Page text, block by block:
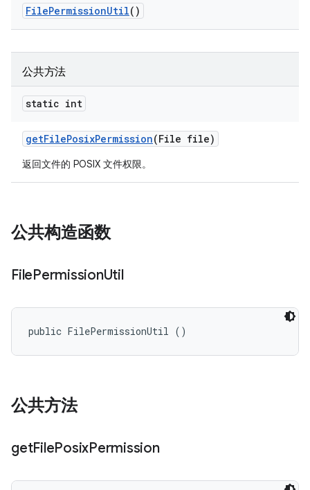
FilePermissionUtil()
公共方法
static int
getFilePosixPermission(File file)
返回文件的 POSIX 文件权限。
公共构造函数
FilePermissionUtil
public FilePermissionUtil ()
公共方法
getFilePosixPermission